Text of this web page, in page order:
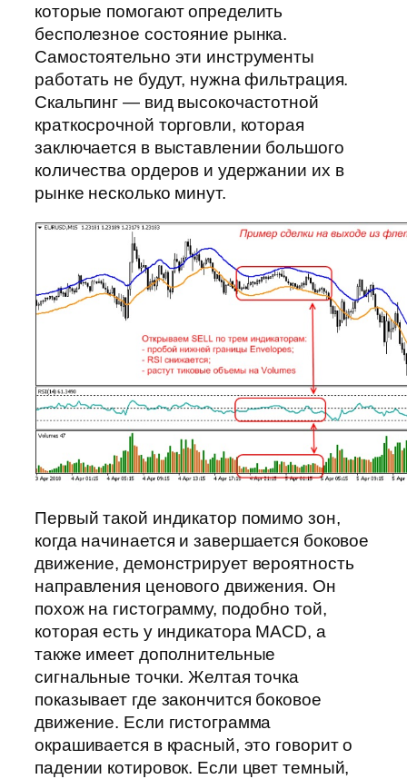
которые помогают определить
бесполезное состояние рынка.
Самостоятельно эти инструменты
работать не будут, нужна фильтрация.
Скальпинг — вид высокочастотной
краткосрочной торговли, которая
заключается в выставлении большого
количества ордеров и удержании их в
рынке несколько минут.
Первый такой индикатор помимо зон,
когда начинается и завершается боковое
движение, демонстрирует вероятность
направления ценового движения. Он
похож на гистограмму, подобно той,
которая есть у индикатора MACD, а
также имеет дополнительные
сигнальные точки. Желтая точка
показывает где закончится боковое
движение. Если гистограмма
окрашивается в красный, это говорит о
падении котировок. Если цвет темный,